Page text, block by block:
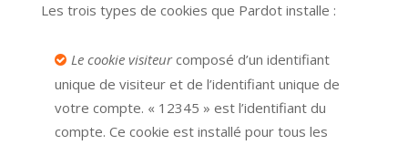
Les trois types de cookies que Pardot installe :
Le cookie visiteurcomposé d’un identifiant
unique de visiteur et de l’identifiant unique de
votre compte. « 12345 » est l’identifiant du
compte. Ce cookie est installé pour tous les